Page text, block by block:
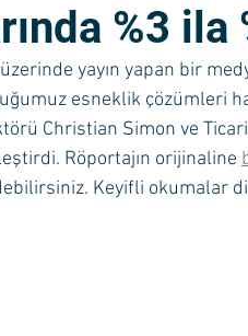
%3 ila
yayın yapan bir
esneklik çözümleri
Christian Simon ve
Röportajın orijinaline
Keyifli okumalar